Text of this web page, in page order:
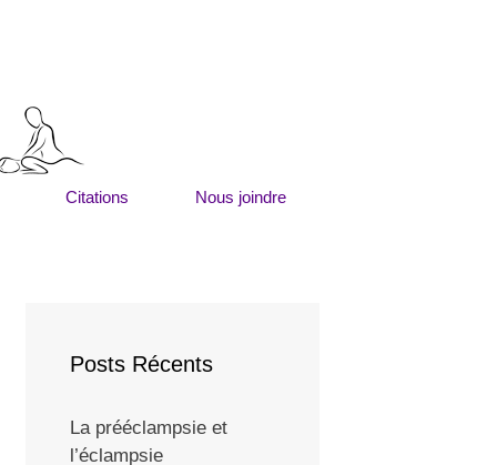
Citations Nous joindre
Posts Récents
La prééclampsie et
l’éclampsie